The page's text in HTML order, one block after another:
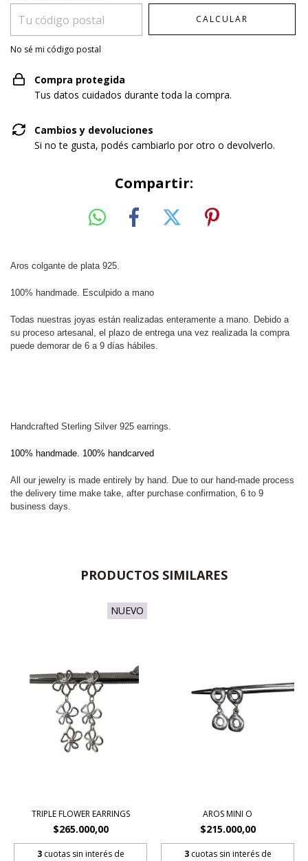
CALCULAR
No sé mi código postal
Compra protegida
Tus datos cuidados durante toda la compra.
Cambios y devoluciones
Si no te gusta, podés cambiarlo por otro o devolverlo.
Compartir:
Aros colgante de plata 925.
100% handmade. Esculpido a mano
Todas nuestras joyas están realizadas enteramente a mano. Debido a
su proceso artesanal, el plazo de entrega una vez realizada la compra
puede demorar de 6 a 9 días hábiles.
Handcrafted Sterling Silver 925 earrings.
100% handmade. 100% handcarved
All our jewelry is made entirely by hand. Due to our hand-made process
the delivery time make take, after purchase confirmation, 6 to 9
business days.
PRODUCTOS SIMILARES
NUEVO
TRIPLE FLOWER EARRINGS
$265.000,00
3 cuotas sin interés de
AROS MINI O
$215.000,00
3 cuotas sin interés de